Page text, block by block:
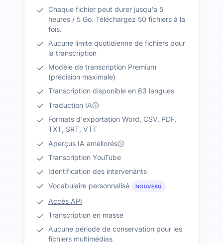
Chaque fichier peut durer jusqu'à 5
heures / 5 Go. Téléchargez 50 fichiers à la
fois.
Aucune limite quotidienne de fichiers pour
la transcription
Modèle de transcription Premium
(précision maximale)
Transcription disponible en 63 langues
Traduction IA
Formats d'exportation Word, CSV, PDF,
TXT, SRT, VTT
Aperçus IA améliorés
Transcription YouTube
Identification des intervenants
Vocabulaire personnalisé
NOUVEAU
Accès API
Transcription en masse
Aucune période de conservation pour les
fichiers multimédias